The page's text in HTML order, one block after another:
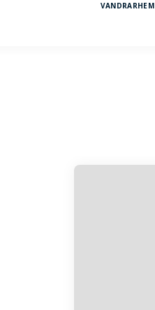
VANDRARHEM